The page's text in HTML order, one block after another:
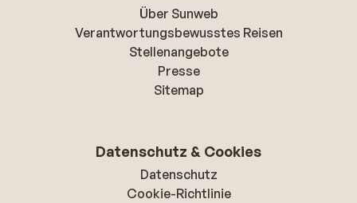
Über Sunweb
Verantwortungsbewusstes Reisen
Stellenangebote
Presse
Sitemap
Datenschutz & Cookies
Datenschutz
Cookie-Richtlinie